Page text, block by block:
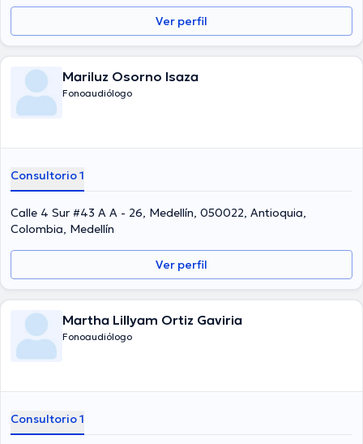
Ver perfil
Mariluz Osorno Isaza
Fonoaudiólogo
Consultorio 1
Calle 4 Sur #43 A A - 26, Medellín, 050022, Antioquia,
Colombia, Medellín
Ver perfil
Martha Lillyam Ortiz Gaviria
Fonoaudiólogo
Consultorio 1